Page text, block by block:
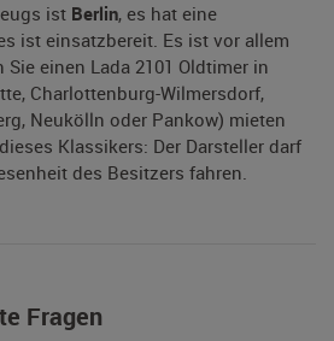
ist Berlin, es hat eine
ist einsatzbereit. Es ist vor allem
einen Lada 2101 Oldtimer in
Charlottenburg-Wilmersdorf,
Neukölln oder Pankow) mieten
Klassikers: Der Darsteller darf
des Besitzers fahren.
Fragen